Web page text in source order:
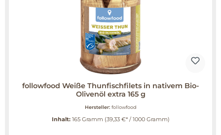
followfood Weiße Thunfischfilets in nativem Bio-
Olivenöl extra 165 g
Hersteller: followfood
Inhalt: 165 Gramm (39,33 €* / 1000 Gramm)